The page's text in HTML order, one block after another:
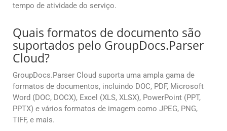
tempo de atividade do serviço.
Quais formatos de documento são
suportados pelo GroupDocs.Parser
Cloud?
GroupDocs.Parser Cloud suporta uma ampla gama de
formatos de documentos, incluindo DOC, PDF, Microsoft
Word (DOC, DOCX), Excel (XLS, XLSX), PowerPoint (PPT,
PPTX) e vários formatos de imagem como JPEG, PNG,
TIFF, e mais.